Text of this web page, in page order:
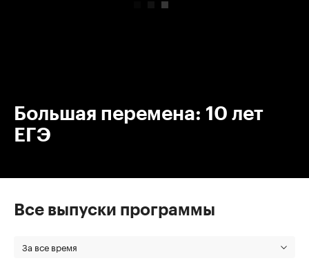
Большая перемена: 10 лет
ЕГЭ
Все выпуски программы
За все время